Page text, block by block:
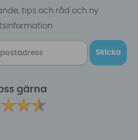
tips och råd och ny
Skicka
gärna